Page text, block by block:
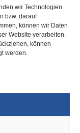
wir Technologien
bzw. darauf
können wir Daten
Website verarbeiten.
können
werden.
auf offener
Raub in
scheiterte an
des Opfers